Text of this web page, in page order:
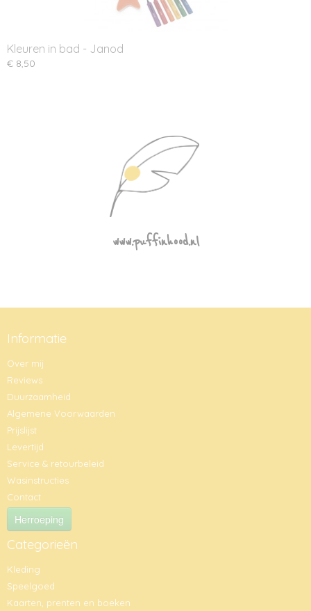
Kleuren in bad - Janod
€ 8,50
www.puffinhood.nl
Informatie
Over mij
Reviews
Duurzaamheid
Algemene Voorwaarden
Prijslijst
Levertijd
Service & retourbeleid
Wasinstructies
Contact
Herroeping
Categorieën
Kleding
Speelgoed
Kaarten, prenten en boeken